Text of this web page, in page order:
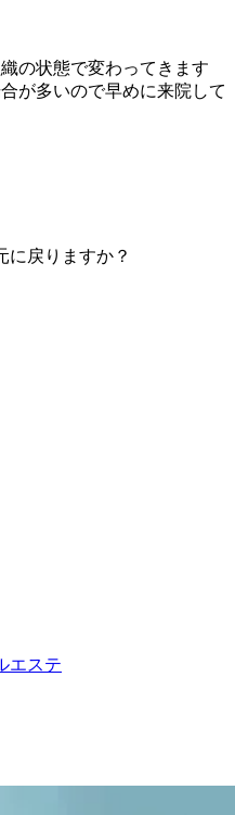
の状態で変わってきます
が多いので早めに来院して
に戻りますか？
エステ